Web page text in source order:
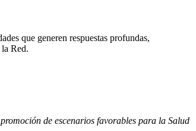
que generen respuestas profundas,
Red.
de escenarios favorables para la Salud